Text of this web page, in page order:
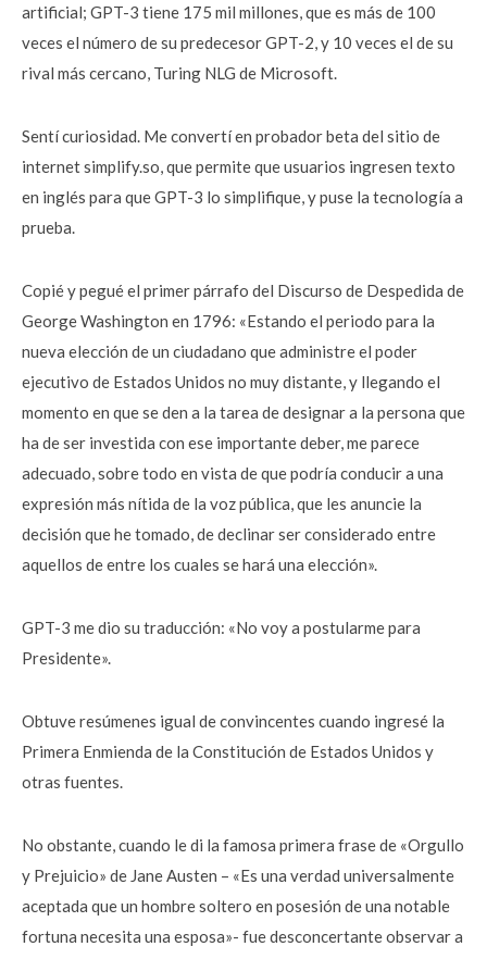
artificial; GPT-3 tiene 175 mil millones, que es más de 100
veces el número de su predecesor GPT-2, y 10 veces el de su
rival más cercano, Turing NLG de Microsoft.
Sentí curiosidad. Me convertí en probador beta del sitio de
internet simplify.so, que permite que usuarios ingresen texto
en inglés para que GPT-3 lo simplifique, y puse la tecnología a
prueba.
Copié y pegué el primer párrafo del Discurso de Despedida de
George Washington en 1796: «Estando el periodo para la
nueva elección de un ciudadano que administre el poder
ejecutivo de Estados Unidos no muy distante, y llegando el
momento en que se den a la tarea de designar a la persona que
ha de ser investida con ese importante deber, me parece
adecuado, sobre todo en vista de que podría conducir a una
expresión más nítida de la voz pública, que les anuncie la
decisión que he tomado, de declinar ser considerado entre
aquellos de entre los cuales se hará una elección».
GPT-3 me dio su traducción: «No voy a postularme para
Presidente».
Obtuve resúmenes igual de convincentes cuando ingresé la
Primera Enmienda de la Constitución de Estados Unidos y
otras fuentes.
No obstante, cuando le di la famosa primera frase de «Orgullo
y Prejuicio» de Jane Austen – «Es una verdad universalmente
aceptada que un hombre soltero en posesión de una notable
fortuna necesita una esposa»- fue desconcertante observar a